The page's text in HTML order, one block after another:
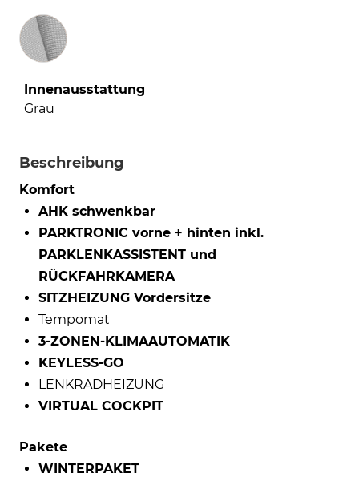
Innenausstattung
Innenausstattung
Grau
Beschreibung
Komfort
AHK schwenkbar
PARKTRONIC vorne + hinten inkl.
PARKLENKASSISTENT und
RÜCKFAHRKAMERA
SITZHEIZUNG Vordersitze
Tempomat
3-ZONEN-KLIMAAUTOMATIK
KEYLESS-GO
LENKRADHEIZUNG
VIRTUAL COCKPIT
Pakete
WINTERPAKET